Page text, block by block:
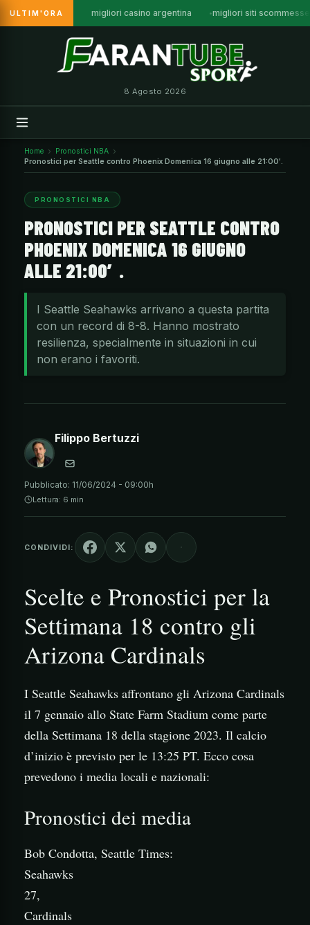
ULTIM'ORA migliori casino argentina migliori siti
8 Agosto 2026
Home
Pronostici NBA
Pronostici per Seattle contro Phoenix Domenica 16 giugno alle 21:00′.
PRONOSTICI NBA
PRONOSTICI PER SEATTLE CONTRO
PHOENIX DOMENICA 16 GIUGNO
ALLE 21:00′.
I Seattle Seahawks arrivano a questa partita
con un record di 8-8. Hanno mostrato
resilienza, specialmente in situazioni in cui
non erano i favoriti.
Filippo Bertuzzi
Pubblicato: 11/06/2024 - 09:00h
Lettura: 6 min
CONDIVIDI:
Scelte e Pronostici per la
Settimana 18 contro gli
Arizona Cardinals
I Seattle Seahawks affrontano gli Arizona Cardinals
il 7 gennaio allo State Farm Stadium come parte
della Settimana 18 della stagione 2023. Il calcio
d’inizio è previsto per le 13:25 PT. Ecco cosa
prevedono i media locali e nazionali:
Pronostici dei media
Bob Condotta, Seattle Times:
Seahawks
27,
Cardinals